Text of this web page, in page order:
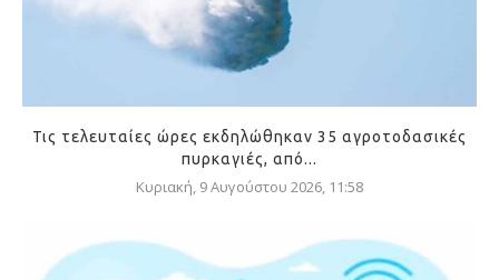
Τις τελευταίες ώρες εκδηλώθηκαν 35 αγροτοδασικές
πυρκαγιές, από...
Κυριακή, 9 Αυγούστου 2026, 11:58